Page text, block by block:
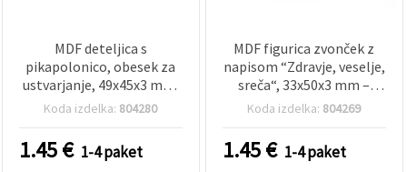
MDF deteljica s
pikapolonico, obesek za
ustvarjanje, 49x45x3 mm,
luknja 5x2 mm – paket 5
Koda izdelka: 804280
1.45€ 1-4 paket
MDF figurica zvonček z
napisom “Zdravje, veselje,
sreča“, 33x50x3 mm –
komplet 5 kosov
Koda izdelka: 804269
1.45€ 1-4 paket